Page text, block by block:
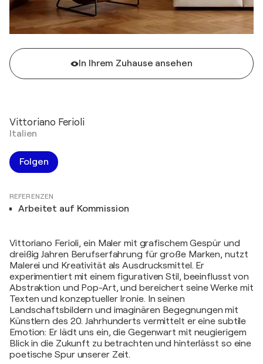
In Ihrem Zuhause ansehen
Vittoriano Ferioli
Italien
Folgen
REFERENZEN
Arbeitet auf Kommission
Vittoriano Ferioli, ein Maler mit grafischem Gespür und
dreißig Jahren Berufserfahrung für große Marken, nutzt
Malerei und Kreativität als Ausdrucksmittel. Er
experimentiert mit einem figurativen Stil, beeinflusst von
Abstraktion und Pop-Art, und bereichert seine Werke mit
Texten und konzeptueller Ironie. In seinen
Landschaftsbildern und imaginären Begegnungen mit
Künstlern des 20. Jahrhunderts vermittelt er eine subtile
Emotion: Er lädt uns ein, die Gegenwart mit neugierigem
Blick in die Zukunft zu betrachten und hinterlässt so eine
poetische Spur unserer Zeit.